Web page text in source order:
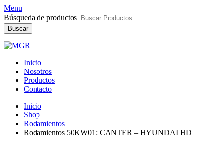
Menu
Búsqueda de productos
Buscar
Inicio
Nosotros
Productos
Contacto
Inicio
Shop
Rodamientos
Rodamientos 50KW01: CANTER – HYUNDAI HD